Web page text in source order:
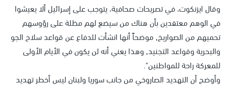
وقال ايزنكوت، في تصريحات صحافية، يتوجب على إسرائيل ألا يعيشوا
في الوهم معتقدين بأن هناك من سيضع لهم مظلة على رؤوسهم
تحميهم من الصواريخ, موضحاً أنها انشأت للدفاع عن قواعد سلاح الجو
والبحرية وقواعد التجنيد, وهذا يعني أنه لن يكون في الأيام الأولى
للمعركة راحة للمواطنين".
وأوضح أن التهديد الصاروخي من جانب سوريا ولبنان ليس أخطر تهديد